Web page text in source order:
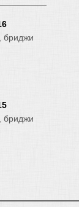
бриджи
бриджи